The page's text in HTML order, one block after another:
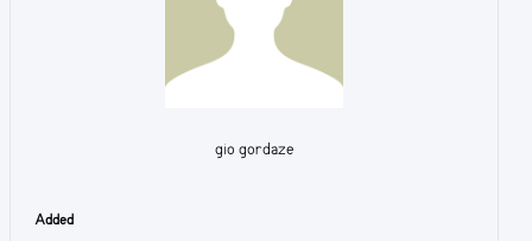
gio gordaze
Added